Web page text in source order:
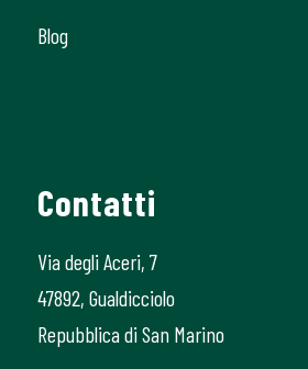
Blog
Contatti
Via degli Aceri, 7
47892, Gualdicciolo
Repubblica di San Marino